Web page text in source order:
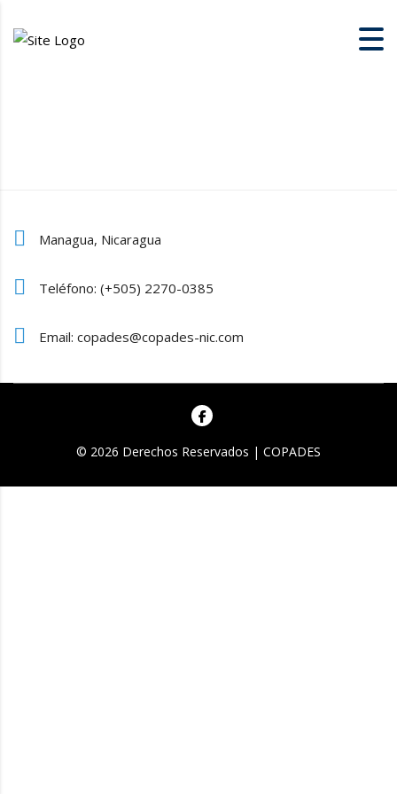
Managua, Nicaragua
Teléfono: (+505) 2270-0385
Email: copades@copades-nic.com
© 2026 Derechos Reservados | COPADES